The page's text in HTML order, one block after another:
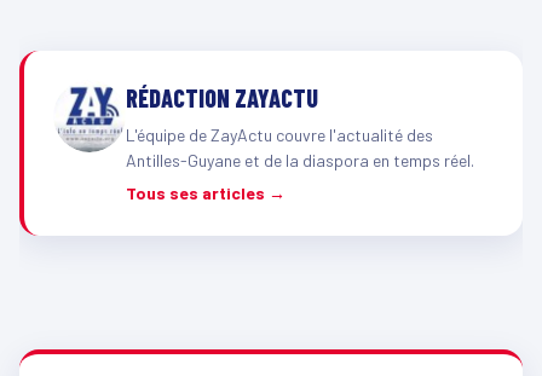
RÉDACTION ZAYACTU
L'équipe de ZayActu couvre l'actualité des
Antilles-Guyane et de la diaspora en temps réel.
Tous ses articles →